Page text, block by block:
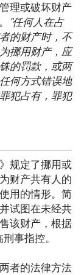
理或破坏财产
"任何人在占
的财产时，不
挪用财产，应
的罚款，或两
何方式错误地
犯占有，罪犯
规定了挪用或
财产共有人的
用的情形。简
试图在未经共
该财产，根据
事指控。
者的法律方法